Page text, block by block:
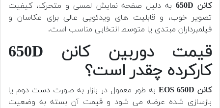
کانن 650D
به دلیل صفحه نمایش لمسی و متحرک، کیفیت
تصویر خوب، و قابلیت های ویدئویی عالی برای عکاسان و
فیلمبرداران مبتدی یا متوسط انتخابی مناسب است.
قیمت دوربین کانن 650D
کارکرده چقدر است؟
کانن EOS 650D
به طور معمول در بازار به صورت دست دوم یا
بازسازی شده عرضه می شود و قیمت آن بسته به وضعیت